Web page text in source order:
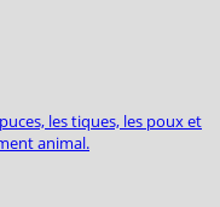
les tiques, les poux et
animal.